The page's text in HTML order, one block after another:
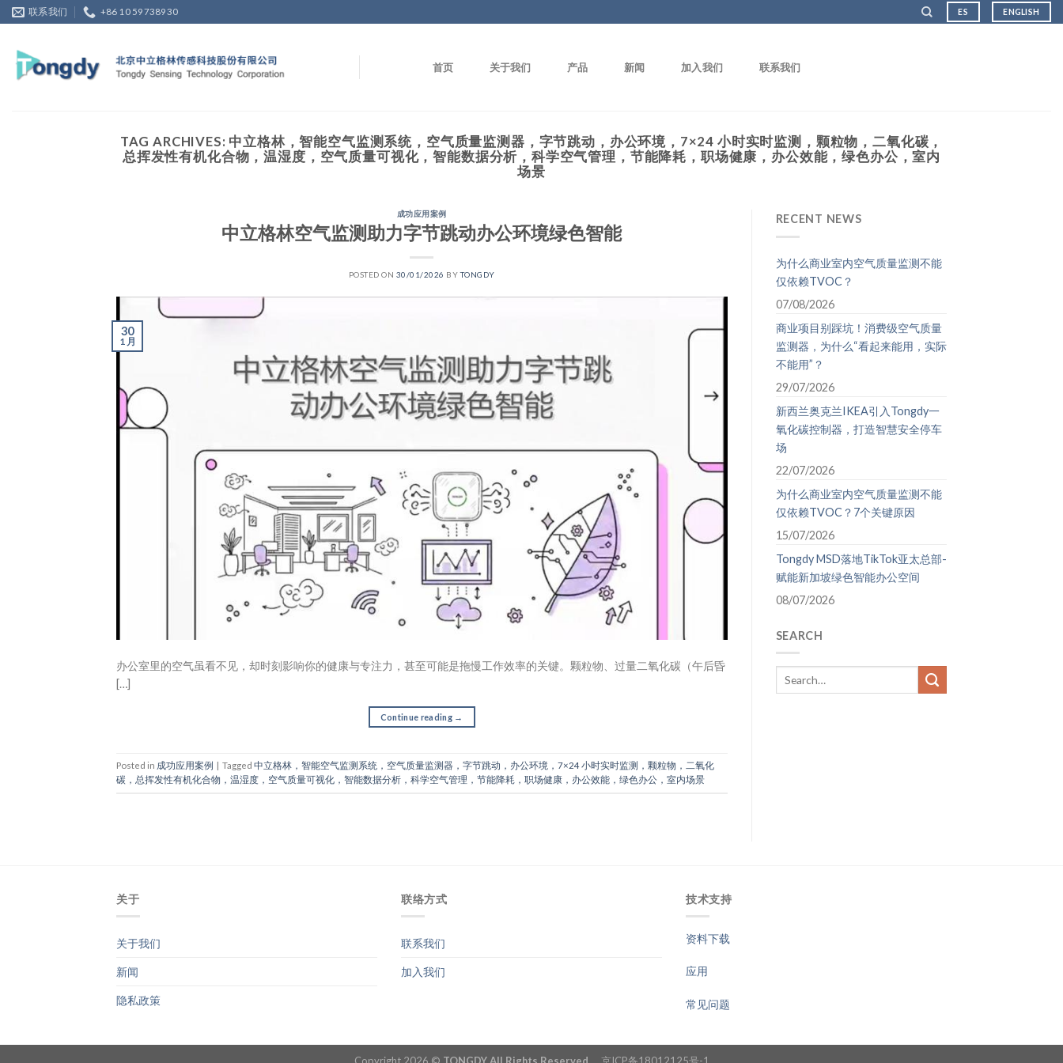
Skip
to
联系我们 +86 10 59738930 ES ENGLISH
首页 关于我们 产品 新闻 加入我们 联系我们
TAG ARCHIVES: 中立格林，智能空气监测系统，空气质量监测器，字节跳动，办公环境，7×24 小时实时监测，颗粒物，二氧化碳，
总挥发性有机化合物，温湿度，空气质量可视化，智能数据分析，科学空气管理，节能降耗，职场健康，办公效能，绿色办公，室内
场景
成功应用案例
中立格林空气监测助力字节跳动办公环境绿色智能
POSTED ON 30/01/2026 BYTONGDY
30
1 月
办公室里的空气虽看不见，却时刻影响你的健康与专注力，甚至可能是拖慢工作效率的关键。颗粒物、过量二氧化碳（午后昏
[…]
Continue reading →
Posted in 成功应用案例 | Tagged 中立格林，智能空气监测系统，空气质量监测器，字节跳动，办公环境，7×24 小时实时监测，颗粒物，二氧化
碳，总挥发性有机化合物，温湿度，空气质量可视化，智能数据分析，科学空气管理，节能降耗，职场健康，办公效能，绿色办公，室内场景
RECENT NEWS
为什么商业室内空气质量监测不能
仅依赖TVOC？
07/08/2026
商业项目别踩坑！消费级空气质量
监测器，为什么“看起来能用，实际
不能用”？
29/07/2026
新西兰奥克兰IKEA引入Tongdy一
氧化碳控制器，打造智慧安全停车
场
22/07/2026
为什么商业室内空气质量监测不能
仅依赖TVOC？7个关键原因
15/07/2026
Tongdy MSD落地TikTok亚太总部-
赋能新加坡绿色智能办公空间
08/07/2026
SEARCH
关于
关于我们
新闻
隐私政策
联络方式
联系我们
加入我们
技术支持
资料下载
应用
常见问题